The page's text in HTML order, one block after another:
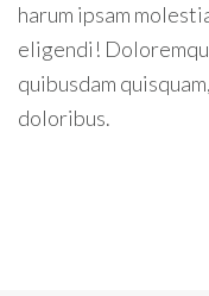
harum ipsam
eligendi!
quibusdam
doloribus.